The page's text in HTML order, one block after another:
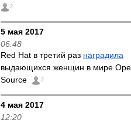
2
5 мая 2017
06:48
Red Hat в третий раз наградила
выдающихся женщин в мире
Source
2
4 мая 2017
12:20